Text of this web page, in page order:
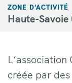
ZONE D'ACTIVITÉ
Haute-Savoie
créée par